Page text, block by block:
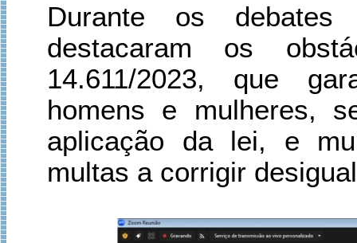
Durante os
destacaram os
14.611/2023, que
homens e mulheres,
aplicação da lei, e
multas a corrigir